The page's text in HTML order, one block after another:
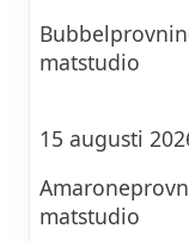
matstudio
15 augusti
matstudio